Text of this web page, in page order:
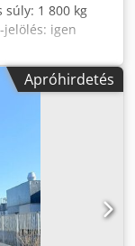
súly: 1 800 kg
jelölés: igen
állapot:
a
EXW
csal.
Apróhirdetés